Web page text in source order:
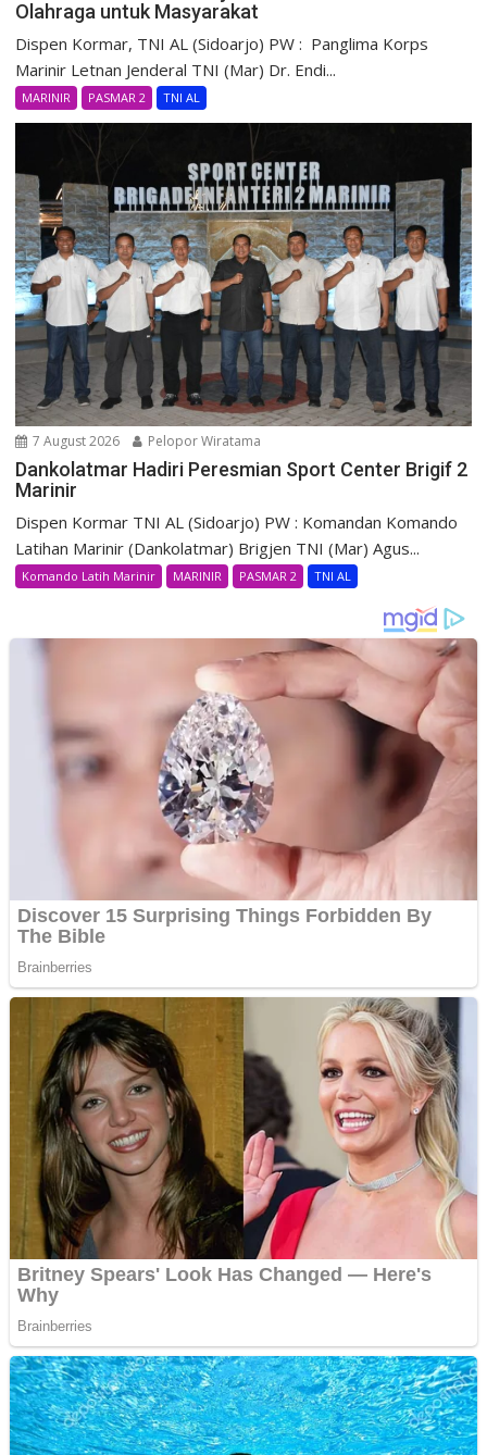
Olahraga untuk Masyarakat
Dispen Kormar, TNI AL (Sidoarjo) PW : Panglima Korps
Marinir Letnan Jenderal TNI (Mar) Dr. Endi...
MARINIR PASMAR 2 TNI AL
7 August 2026 Pelopor Wiratama
Dankolatmar Hadiri Peresmian Sport Center Brigif 2
Marinir
Dispen Kormar TNI AL (Sidoarjo) PW : Komandan Komando
Latihan Marinir (Dankolatmar) Brigjen TNI (Mar) Agus...
Komando Latih Marinir MARINIR PASMAR 2 TNI AL